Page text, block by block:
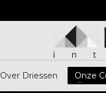
Over Driessen Onze